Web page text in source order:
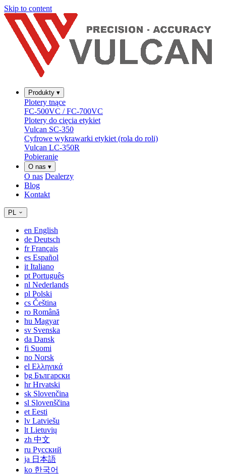
Skip to content
Produkty ▾
Plotery tnące
FC-500VC / FC-700VC
Plotery do cięcia etykiet
Vulcan SC-350
Cyfrowe wykrawarki etykiet (rola do roli)
Vulcan LC-350R
Pobieranie
O nas ▾
O nas Dealerzy
Blog
Kontakt
PL
en English
de Deutsch
frFrançais
es Español
it Italiano
pt Português
nl Nederlands
pl Polski
cs Čeština
ro Română
hu Magyar
sv Svenska
da Dansk
fi Suomi
no Norsk
el Ελληνικά
bg Български
hrHrvatski
sk Slovenčina
sl Slovenščina
et Eesti
lv Latviešu
lt Lietuvių
zh 中文
ru Русский
ja 日本語
ko 한국어